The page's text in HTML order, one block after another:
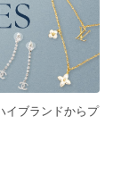
イブランドからプ